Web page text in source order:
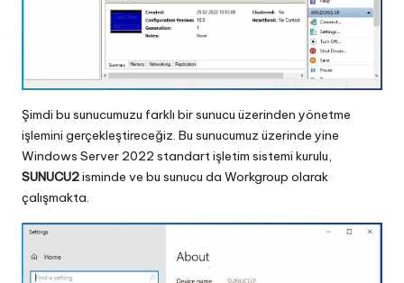
Şimdi bu sunucumuzu farklı bir sunucu üzerinden yönetme
işlemini gerçekleştireceğiz. Bu sunucumuz üzerinde yine
Windows Server 2022 standart işletim sistemi kurulu,
SUNUCU2isminde ve bu sunucu da Workgroup olarak
çalışmakta.